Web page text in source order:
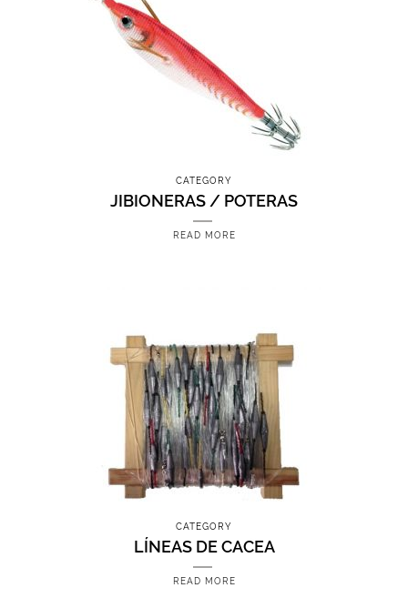
CATEGORY
JIBIONERAS / POTERAS
READ MORE
CATEGORY
LÍNEAS DE CACEA
READ MORE